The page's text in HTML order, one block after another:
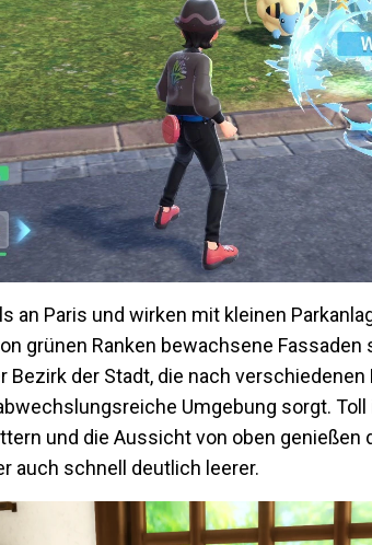
an Paris und wirken mit kleinen
grünen Ranken bewachsene
Bezirk der Stadt, die nach
Umgebung sorgt.
und die Aussicht von oben
auch schnell deutlich leerer.